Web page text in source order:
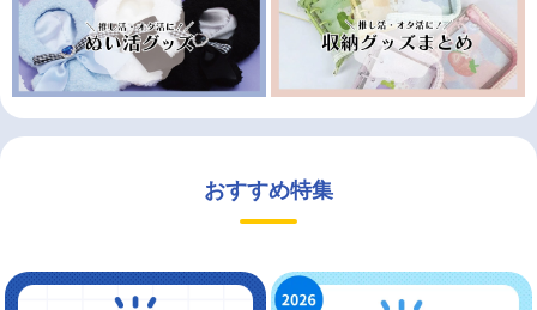
おすすめ特集